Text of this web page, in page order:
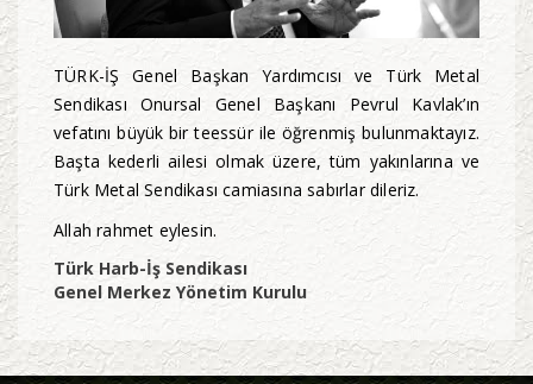
TÜRK-İŞ Genel Başkan Yardımcısı ve Türk Metal
Sendikası Onursal Genel Başkanı Pevrul Kavlak’ın
vefatını büyük bir teessür ile öğrenmiş bulunmaktayız.
Başta kederli ailesi olmak üzere, tüm yakınlarına ve
Türk Metal Sendikası camiasına sabırlar dileriz.
Allah rahmet eylesin.
Türk Harb-İş Sendikası
Genel Merkez Yönetim Kurulu